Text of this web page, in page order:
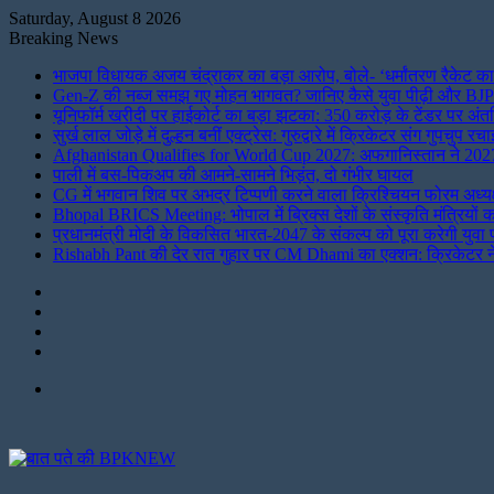
Saturday, August 8 2026
Breaking News
भाजपा विधायक अजय चंद्राकर का बड़ा आरोप, बोले- ‘धर्मांतरण रैकेट
Gen-Z की नब्ज समझ गए मोहन भागवत? जानिए कैसे युवा पीढ़ी और
यूनिफॉर्म खरीदी पर हाईकोर्ट का बड़ा झटका: 350 करोड़ के टेंडर पर
सुर्ख लाल जोड़े में दुल्हन बनीं एक्ट्रेस: गुरुद्वारे में क्रिकेटर संग गुपचुप
Afghanistan Qualifies for World Cup 2027: अफगानिस्तान ने
पाली में बस-पिकअप की आमने-सामने भिड़ंत, दो गंभीर घायल
CG में भगवान शिव पर अभद्र टिप्पणी करने वाला क्रिश्चियन फोरम
Bhopal BRICS Meeting: भोपाल में ब्रिक्स देशों के संस्कृति मंत्रियों
प्रधानमंत्री मोदी के विकसित भारत-2047 के संकल्प को पूरा करेगी युवा
Rishabh Pant की देर रात गुहार पर CM Dhami का एक्शन: क्रिकेटर